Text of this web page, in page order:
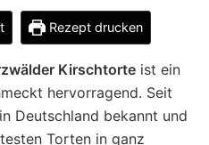
Rezept drucken
Kirschtorte ist ein
hervorragend. Seit
Deutschland bekannt und
Torten in ganz